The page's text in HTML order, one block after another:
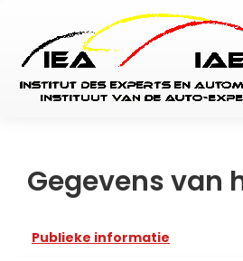
Gegevens van
Publieke informatie